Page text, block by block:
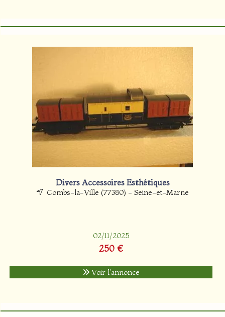
Divers Accessoires Esthétiques
Combs-la-Ville (77380) - Seine-et-Marne
02/11/2025
250 €
Voir l'annonce